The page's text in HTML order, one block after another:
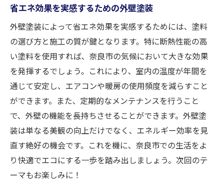
省エネ効果を実感するための外壁塗装
外壁塗装によって省エネ効果を実感するためには、塗料
の選び方と施工の質が鍵となります。特に断熱性能の高
い塗料を使用すれば、奈良市の気候において大きな効果
を発揮するでしょう。これにより、室内の温度が年間を
通じて安定し、エアコンや暖房の使用頻度を減らすこと
ができます。また、定期的なメンテナンスを行うこと
で、外壁の機能を長持ちさせることができます。外壁塗
装は単なる美観の向上だけでなく、エネルギー効率を見
直す絶好の機会です。これを機に、奈良市での生活をよ
り快適でエコにする一歩を踏み出しましょう。次回のテ
ーマもお楽しみに！